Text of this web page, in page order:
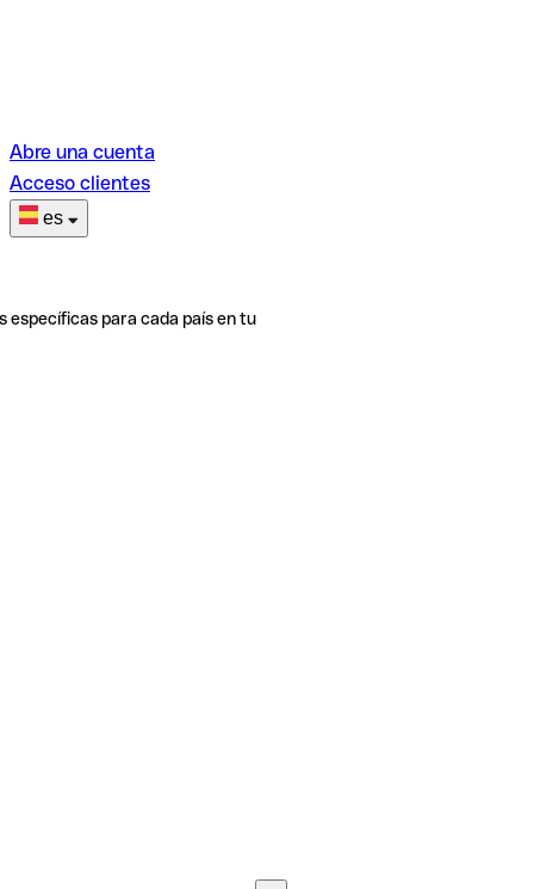
Abre una cuenta
Acceso clientes
es
específicas para cada país en tu